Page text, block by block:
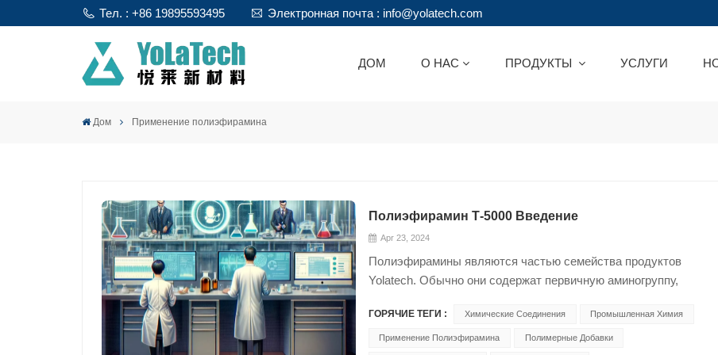
Тел. : +86 19895593495 Электронная почта : info@yolatech.com
ДОМ О НАС ПРОДУКТЫ УСЛУГИ
Дом Применение полиэфирамина
Полиэфирамин Т-5000 Введение
Apr 23, 2024
Полиэфирамины являются частью семейства продуктов
Yolatech. Обычно они содержат первичную аминогруппу,
Основная цепь полиэфира обычно состоит из оксида
пропилена (ПО), оксида этилена (ЭО) или смеси ПО/ЭО. Вот
ГОРЯЧИЕ ТЕГИ : Химические Соединения Промышленная Химия
Применение Полиэфирамина Полимерные Добавки